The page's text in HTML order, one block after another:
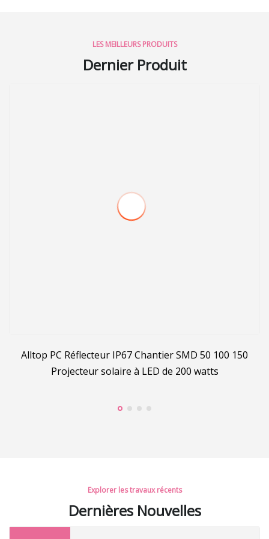
LES MEILLEURS PRODUITS
Dernier Produit
Lumière élevée de baie d'UFO LED IP66 200lm/W de LED
Highbay 5000K 100W 1
Explorer les travaux récents
Dernières Nouvelles